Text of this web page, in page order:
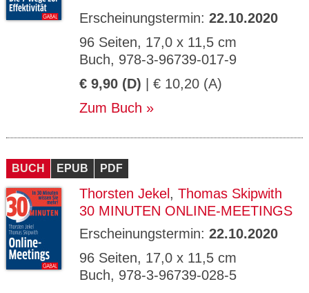
Erscheinungstermin: 22.10.2020
96 Seiten, 17,0 x 11,5 cm
Buch, 978-3-96739-017-9
€ 9,90 (D) | € 10,20 (A)
Zum Buch
BUCH EPUB PDF
Thorsten Jekel , Thomas Skipwith
30 MINUTEN ONLINE-MEETINGS
Erscheinungstermin: 22.10.2020
96 Seiten, 17,0 x 11,5 cm
Buch, 978-3-96739-028-5